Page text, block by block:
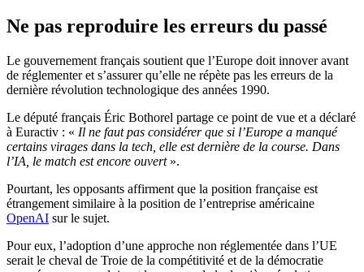
Ne pas reproduire les erreurs du passé
Le gouvernement français soutient que l’Europe doit innover avant
de réglementer et s’assurer qu’elle ne répète pas les erreurs de la
dernière révolution technologique des années 1990.
Le député français Éric Bothorel partage ce point de vue et a déclaré
à Euractiv : « Il ne faut pas considérer que si l’Europe a manqué
certains virages dans la tech, elle est dernière de la course. Dans
l’IA, le match est encore ouvert».
Pourtant, les opposants affirment que la position française est
étrangement similaire à la position de l’entreprise américaine
OpenAI sur le sujet.
Pour eux, l’adoption d’une approche non réglementée dans l’UE
serait le cheval de Troie de la compétitivité et de la démocratie